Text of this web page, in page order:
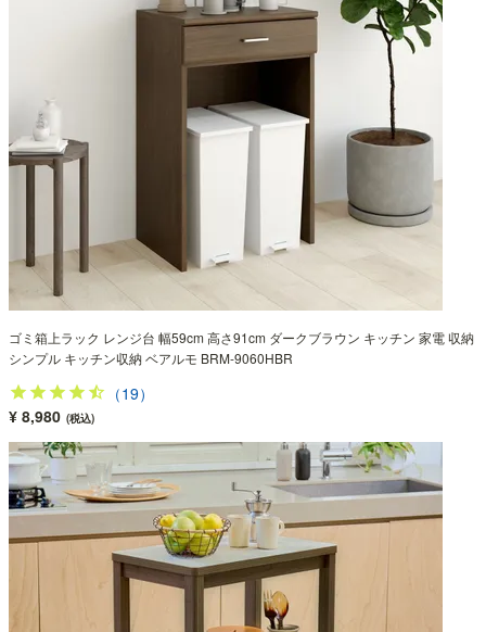
ゴミ箱上ラック レンジ台 幅59cm 高さ91cm ダークブラウン キッチン 家電 収納
シンプル キッチン収納 ベアルモ BRM-9060HBR
（19）
¥ 8,980 (税込)